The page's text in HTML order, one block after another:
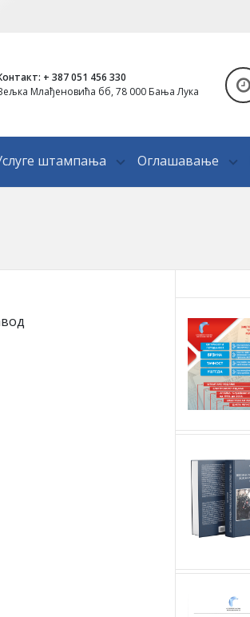
+ 387 051 456 330
Млађеновића бб, 78 000 Бања Лука
штампања Оглашавање